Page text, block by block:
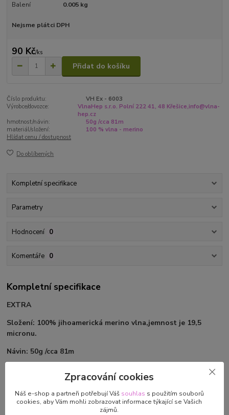
Balení
0.005 kg
Nejsme plátci DPH
90 Kč/ks
Přidat do košíku
Číslo produktu:
VH Ex - 6003
Výrobce/dovozce:
VlnaHep s.r.o. Polní 222 41, 48 Křešice,info@vlna-
hep.cz
hmotnost/návin:
50g /cca 81m
materiál/složení:
100 % vlna - merino
Hlídat cenu / dostupnost
Do oblíbených
Kompletní specifikace
Parametry
Hodnocení 0
Komentáře 0
Kompletní specifikace
EXTRA
Složení: 100% jihoamerická merino vlna,jemnost je 19,5
micronu.
Návin: 50g /cca 81m
zimní úplety jako jsou čepice, šály, svetry, vesty.
Zpracování cookies
Náš e-shop a partneři potřebují Váš souhlas s použitím souborů
cookies, aby Vám mohli zobrazovat informace týkající se Vašich
zájmů.